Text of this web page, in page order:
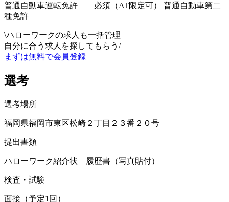
普通自動車運転免許 必須（AT限定可） 普通自動車第二
種免許
\ハローワークの求人も一括管理
自分に合う求人を探してもらう /
まずは無料で会員登録
選考
選考場所
福岡県福岡市東区松崎２丁目２３番２０号
提出書類
ハローワーク紹介状 履歴書（写真貼付）
検査・試験
面接（予定1回）